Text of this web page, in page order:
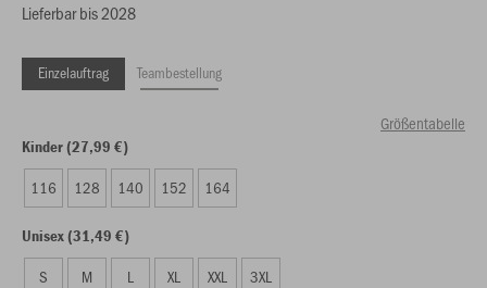
Lieferbar bis 2028
Einzelauftrag Teambestellung
Größentabelle
Kinder (27,99 €)
116 128 140 152 164
Unisex (31,49 €)
S M L XL XXL 3XL